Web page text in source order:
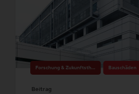
Forschung & Zukunftsthemen Bauschäden
Beitrag